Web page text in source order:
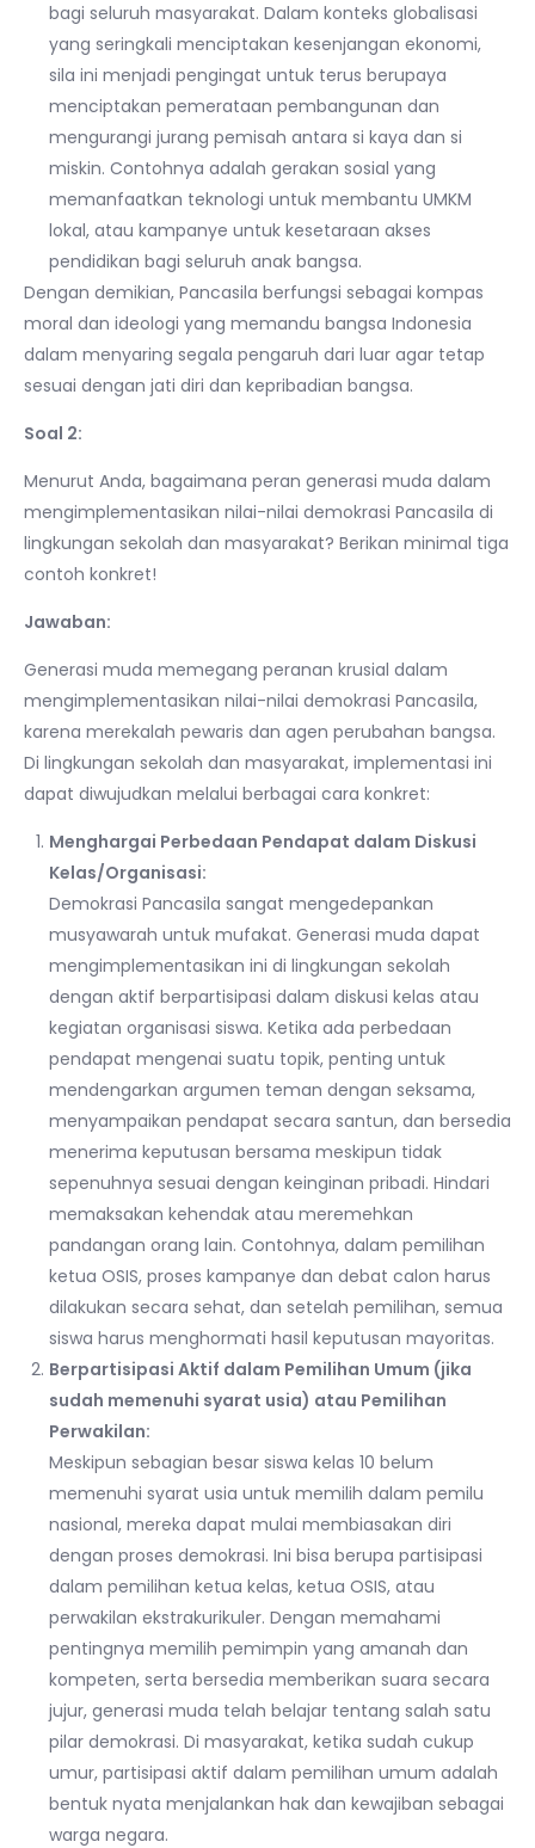
bagi seluruh masyarakat. Dalam konteks globalisasi
yang seringkali menciptakan kesenjangan ekonomi,
sila ini menjadi pengingat untuk terus berupaya
menciptakan pemerataan pembangunan dan
mengurangi jurang pemisah antara si kaya dan si
miskin. Contohnya adalah gerakan sosial yang
memanfaatkan teknologi untuk membantu UMKM
lokal, atau kampanye untuk kesetaraan akses
pendidikan bagi seluruh anak bangsa.
Dengan demikian, Pancasila berfungsi sebagai kompas
moral dan ideologi yang memandu bangsa Indonesia
dalam menyaring segala pengaruh dari luar agar tetap
sesuai dengan jati diri dan kepribadian bangsa.
Soal 2:
Menurut Anda, bagaimana peran generasi muda dalam
mengimplementasikan nilai-nilai demokrasi Pancasila di
lingkungan sekolah dan masyarakat? Berikan minimal tiga
contoh konkret!
Jawaban:
Generasi muda memegang peranan krusial dalam
mengimplementasikan nilai-nilai demokrasi Pancasila,
karena merekalah pewaris dan agen perubahan bangsa.
Di lingkungan sekolah dan masyarakat, implementasi ini
dapat diwujudkan melalui berbagai cara konkret:
Menghargai Perbedaan Pendapat dalam Diskusi
Kelas/Organisasi:
Demokrasi Pancasila sangat mengedepankan
musyawarah untuk mufakat. Generasi muda dapat
mengimplementasikan ini di lingkungan sekolah
dengan aktif berpartisipasi dalam diskusi kelas atau
kegiatan organisasi siswa. Ketika ada perbedaan
pendapat mengenai suatu topik, penting untuk
mendengarkan argumen teman dengan seksama,
menyampaikan pendapat secara santun, dan bersedia
menerima keputusan bersama meskipun tidak
sepenuhnya sesuai dengan keinginan pribadi. Hindari
memaksakan kehendak atau meremehkan
pandangan orang lain. Contohnya, dalam pemilihan
ketua OSIS, proses kampanye dan debat calon harus
dilakukan secara sehat, dan setelah pemilihan, semua
siswa harus menghormati hasil keputusan mayoritas.
Berpartisipasi Aktif dalam Pemilihan Umum (jika
sudah memenuhi syarat usia) atau Pemilihan
Perwakilan:
Meskipun sebagian besar siswa kelas 10 belum
memenuhi syarat usia untuk memilih dalam pemilu
nasional, mereka dapat mulai membiasakan diri
dengan proses demokrasi. Ini bisa berupa partisipasi
dalam pemilihan ketua kelas, ketua OSIS, atau
perwakilan ekstrakurikuler. Dengan memahami
pentingnya memilih pemimpin yang amanah dan
kompeten, serta bersedia memberikan suara secara
jujur, generasi muda telah belajar tentang salah satu
pilar demokrasi. Di masyarakat, ketika sudah cukup
umur, partisipasi aktif dalam pemilihan umum adalah
bentuk nyata menjalankan hak dan kewajiban sebagai
warga negara.